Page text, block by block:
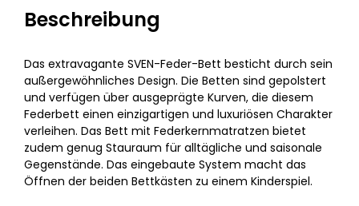
Beschreibung
Das extravagante SVEN-Feder-Bett besticht durch sein
außergewöhnliches Design. Die Betten sind gepolstert
und verfügen über ausgeprägte Kurven, die diesem
Federbett einen einzigartigen und luxuriösen Charakter
verleihen. Das Bett mit Federkernmatratzen bietet
zudem genug Stauraum für alltägliche und saisonale
Gegenstände. Das eingebaute System macht das
Öffnen der beiden Bettkästen zu einem Kinderspiel.